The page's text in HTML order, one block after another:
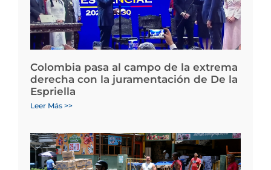
Colombia pasa al campo de la extrema
derecha con la juramentación de De la
Espriella
Leer Más >>